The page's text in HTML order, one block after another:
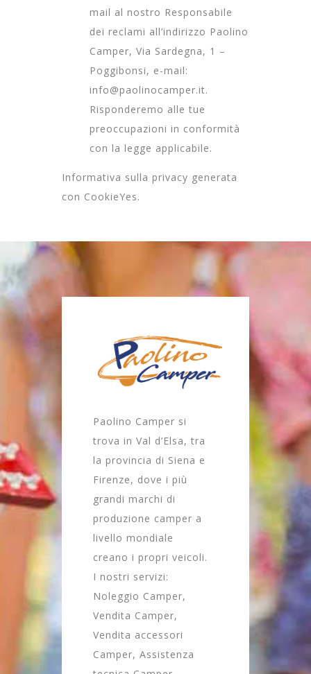
mail al nostro Responsabile
dei reclami all’indirizzo Paolino
Camper, Via Sardegna, 1 –
Poggibonsi, e-mail:
info@paolinocamper.it.
Risponderemo alle tue
preoccupazioni in conformità
con la legge applicabile.
Informativa sulla privacy generata
con CookieYes.
Paolino Camper si
trova in Val d’Elsa, tra
la provincia di Siena e
Firenze, dove i più
grandi marchi di
produzione camper a
livello mondiale
creano i propri veicoli.
I nostri servizi:
Noleggio Camper,
Vendita Camper,
Vendita accessori
Camper, Assistenza